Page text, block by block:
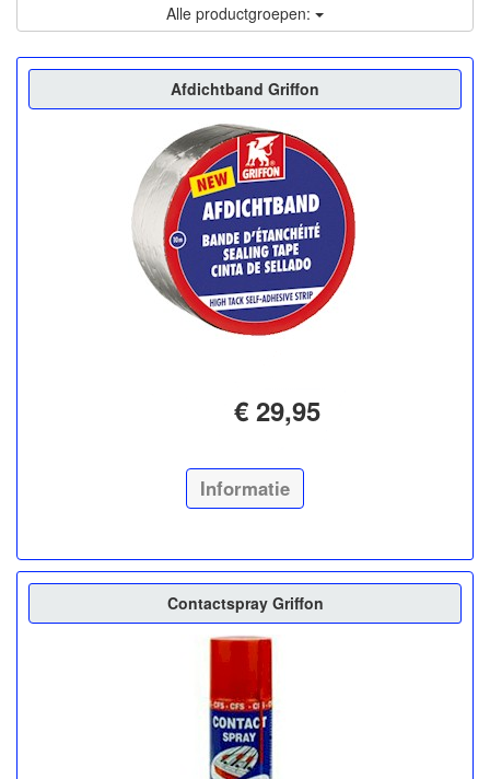
Alle productgroepen:
Afdichtband Griffon
€ 29,95
Informatie
Contactspray Griffon